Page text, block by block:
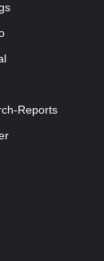
Reports